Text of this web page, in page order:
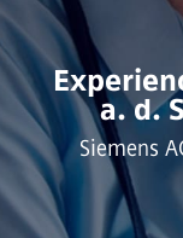
a. d.
Siemens